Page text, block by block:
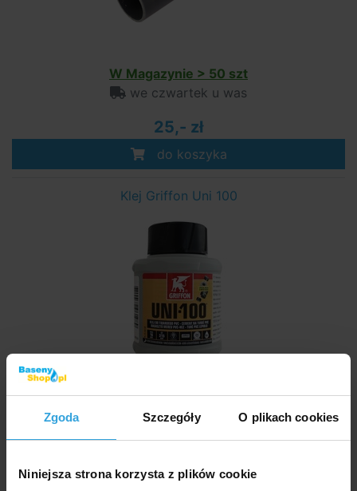
Zgoda Szczegóły O plikach cookies
Niniejsza strona korzysta z plików cookie
W Magazynie > 50 szt
we czwartek u was
25,- zł
do koszyka
Klej Griffon Uni 100
W Magazynie > 20 szt
we czwartek u was
do koszyka